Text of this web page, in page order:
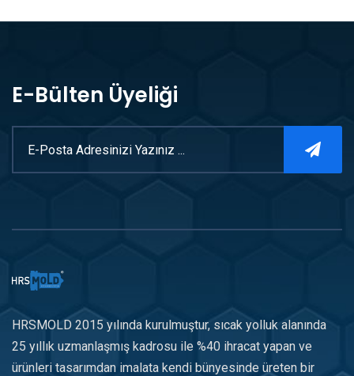
E-Bülten Üyeliği
HRSMOLD 2015 yılında kurulmuştur, sıcak yolluk alanında
25 yıllık uzmanlaşmış kadrosu ile %40 ihracat yapan ve
ürünleri tasarımdan imalata kendi bünyesinde üreten bir